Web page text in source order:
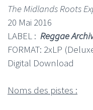
The Midlands Roots
20 Mai 2016
LABEL : Reggae
FORMAT: 2xLP
Digital Download
Noms des pistes :